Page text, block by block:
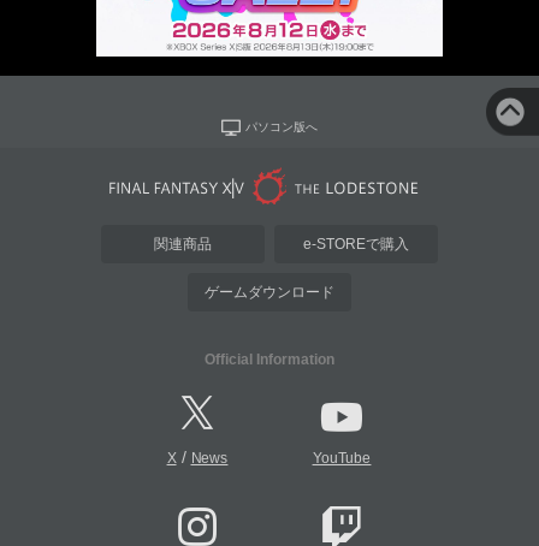
パソコン版へ
関連商品 e-STOREで購入
ゲームダウンロード
Official Information
X/ News YouTube